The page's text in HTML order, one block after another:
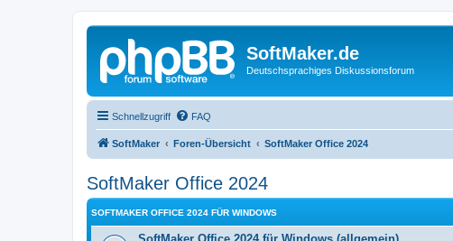
SoftMaker.de
Deutschsprachiges Diskussionsforum
Schnellzugriff FAQ
SoftMaker Foren-Übersicht SoftMaker Office 2024
SoftMaker Office 2024
SOFTMAKER OFFICE 2024 FÜR WINDOWS
SoftMaker Office 2024 für Windows (allgemein)